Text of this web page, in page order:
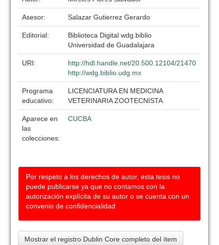
Asesor: Salazar Gutierrez Gerardo
Editorial:
Biblioteca Digital wdg.biblio
Universidad de Guadalajara
URI:
http://hdl.handle.net/20.500.12104/21470
http://wdg.biblio.udg.mx
Programa
educativo:
LICENCIATURA EN MEDICINA
VETERINARIA ZOOTECNISTA
Aparece en
las
colecciones:
CUCBA
Por respeto a los derechos de autor, esta tesis no
puede publicarse ya que no contamos con la
autorización explícita de su autor o se cuenta con un
convenio de confidencialidad
Mostrar el registro Dublin Core completo del ítem